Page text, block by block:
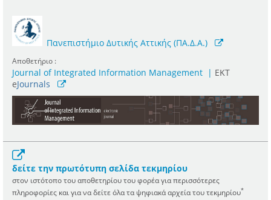
Πανεπιστήμιο Δυτικής Αττικής (ΠΑ.Δ.Α.)
Αποθετήριο :
Journal of Integrated Information Management | ΕΚΤ
eJournals
δείτε την πρωτότυπη σελίδα τεκμηρίου
στον ιστότοπο του αποθετηρίου του φορέα για περισσότερες
πληροφορίες και για να δείτε όλα τα ψηφιακά αρχεία του τεκμηρίου*